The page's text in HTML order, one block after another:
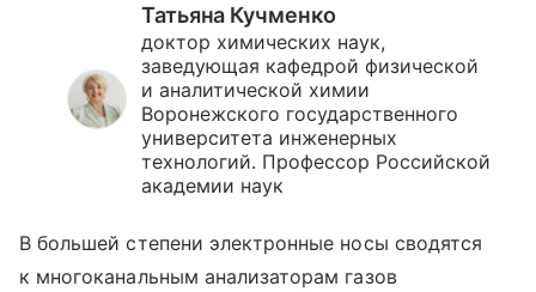
Татьяна Кучменко
доктор химических наук,
заведующая кафедрой физической
и аналитической химии
Воронежского государственного
университета инженерных
технологий. Профессор Российской
академии наук
В большей степени электронные носы сводятся
к многоканальным анализаторам газов